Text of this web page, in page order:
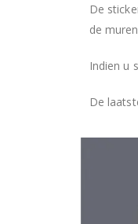
De
de
Indien u
De